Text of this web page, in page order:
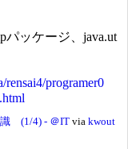
パッケージ、java.ut
識 (1/4) - ＠ITvia kwout